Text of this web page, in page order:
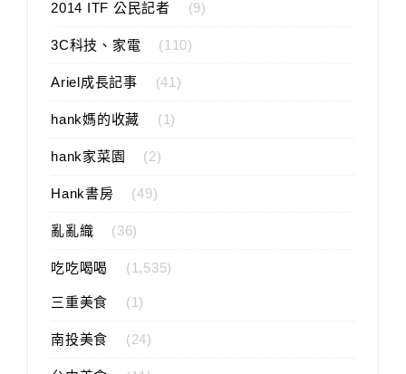
2014 ITF 公民記者 (9)
3C科技、家電 (110)
Ariel成長記事 (41)
hank媽的收藏 (1)
hank家菜園 (2)
Hank書房 (49)
亂亂織 (36)
吃吃喝喝 (1,535)
三重美食 (1)
南投美食 (24)